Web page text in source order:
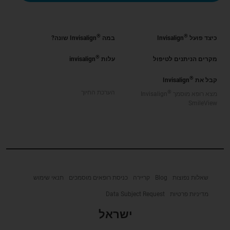
כיצד פועל ®
Invisalign במה ®Invisalign שונה?
מקרים הניתנים לטיפול עלות ®
invisalign
קבל את ®
Invisalign
שאלות נפוצות Blog קריירה כניסת רופאים מוסמכים תנאי שימוש
מדיניות פרטיות Data Subject Request
ישראל